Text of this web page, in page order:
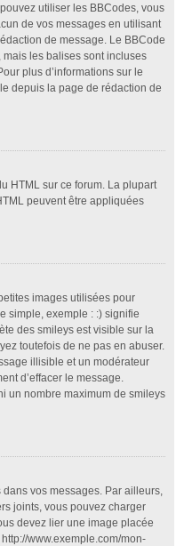
utiliser les BBCodes, vous
de vos messages en utilisant
de message. Le BBCode
les balises sont incluses
plus d’informations sur le
depuis la page de rédaction de
HTML sur ce forum. La plupart
peuvent être appliquées
images utilisées pour
simple, exemple : :) signifie
des smileys est visible sur la
toutefois de ne pas en abuser.
illisible et un modérateur
d’effacer le message.
un nombre maximum de smileys
vos messages. Par ailleurs,
joints, vous pouvez charger
devez lier une image placée
www.exemple.com/mon-